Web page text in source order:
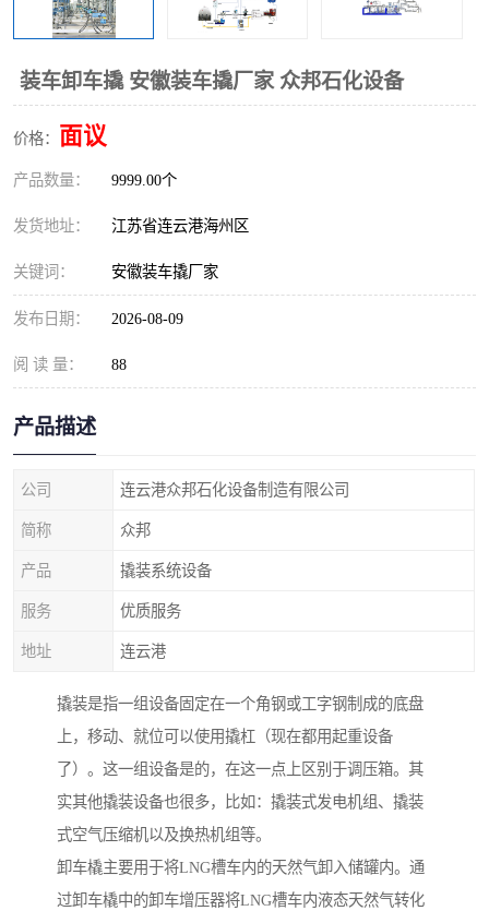
装车卸车撬 安徽装车撬厂家 众邦石化设备
价格： 面议
产品数量： 9999.00个
发货地址： 江苏省连云港海州区
关键词： 安徽装车撬厂家
发布日期： 2026-08-09
阅 读 量： 88
产品描述
公司 连云港众邦石化设备制造有限公司
简称 众邦
产品 撬装系统设备
服务 优质服务
地址 连云港
撬装是指一组设备固定在一个角钢或工字钢制成的底盘
上，移动、就位可以使用撬杠（现在都用起重设备
了）。这一组设备是的，在这一点上区别于调压箱。其
实其他撬装设备也很多，比如：撬装式发电机组、撬装
式空气压缩机以及换热机组等。
卸车橇主要用于将LNG槽车内的天然气卸入储罐内。通
过卸车橇中的卸车增压器将LNG槽车内液态天然气转化